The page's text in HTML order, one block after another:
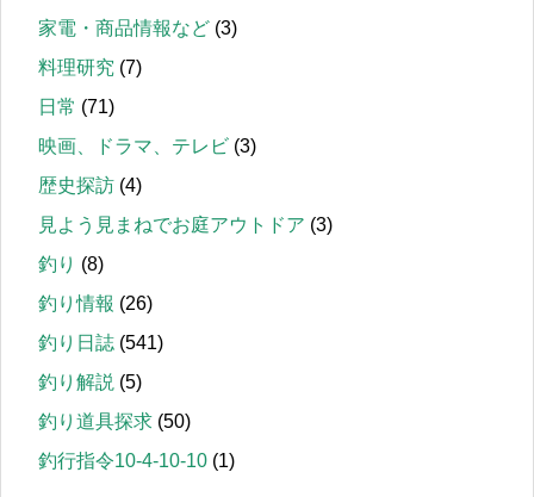
家電・商品情報など (3)
料理研究 (7)
日常 (71)
映画、ドラマ、テレビ (3)
歴史探訪 (4)
見よう見まねでお庭アウトドア (3)
釣り (8)
釣り情報 (26)
釣り日誌 (541)
釣り解説 (5)
釣り道具探求 (50)
釣行指令10-4-10-10 (1)